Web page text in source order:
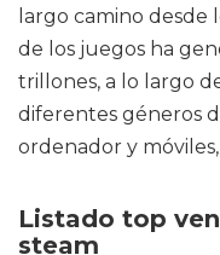
largo camino desde
de los juegos ha
trillones, a lo largo
diferentes géneros
ordenador y
Listado top
steam